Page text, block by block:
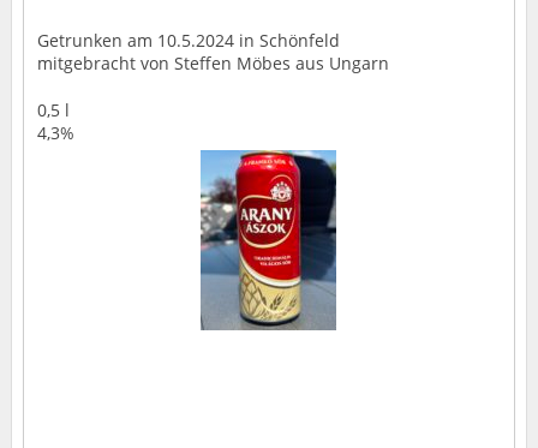
Getrunken am 10.5.2024 in Schönfeld
mitgebracht von Steffen Möbes aus Ungarn
0,5 l
4,3%